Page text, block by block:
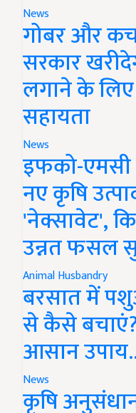
News
गोबर और
सरकार
लगाने के
सहायता
News
इफको-एमसी
नए कृषि
'नेक्सावेट',
उन्नत फसल
Animal Husbandry
बरसात में
से कैसे
आसान
News
कृषि